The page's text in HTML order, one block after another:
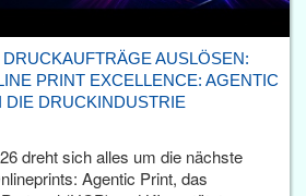
AUSLÖSEN:
PRINT EXCELLENCE: AGENTIC
DIE DRUCKINDUSTRIE
dreht sich alles um die nächste
Agentic Print, das